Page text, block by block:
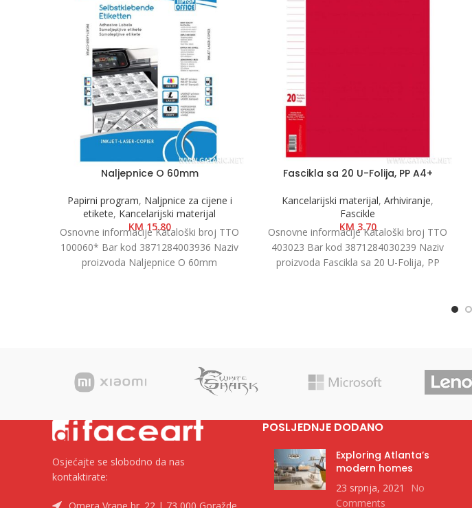
Naljepnice O 60mm
Papirni program, Naljpnice za cijene i
etikete, Kancelarijski materijal
KM15.80
Osnovne informacije Kataloški broj TTO
100060* Bar kod 3871284003936 Naziv
proizvoda Naljepnice O 60mm
Fascikla sa 20 U-Folija, PP A4+
Kancelarijski materijal, Arhiviranje,
Fascikle
KM3.70
Osnovne informacije Kataloški broj TTO
403023 Bar kod 3871284030239 Naziv
proizvoda Fascikla sa 20 U-Folija, PP
Osjećajte se slobodno da nas
kontaktirate:
POSLJEDNJE DODANO
Exploring Atlanta’s
modern homes
23 srpnja, 2021
No
Comments